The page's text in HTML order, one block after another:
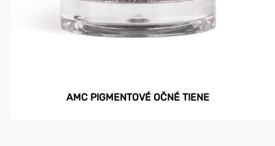
AMC PIGMENTOVÉ OČNÉ TIENE